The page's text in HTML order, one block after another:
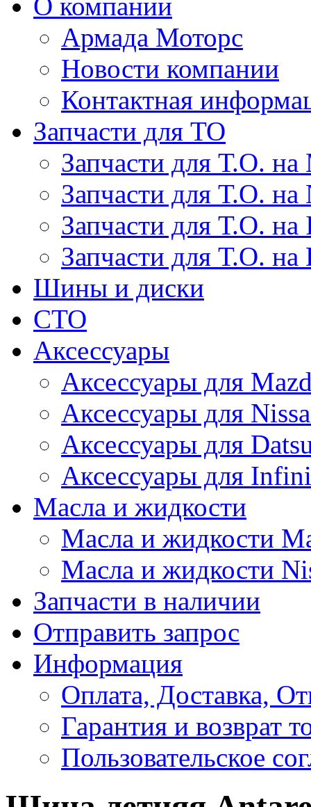
Армада Моторс
Новости компании
Контактная
Запчасти для ТО
Запчасти для Т.О. на
Запчасти для Т.О. на
Запчасти для Т.О.
Запчасти для Т.О. на
Шины и диски
СТО
Аксессуары
Аксессуары для
Аксессуары для
Аксессуары для
Аксессуары для
Масла и жидкости
Масла и жидкости
Масла и жидкости
Запчасти в наличии
Отправить запрос
Информация
Оплата, Доставка,
Гарантия и возврат
Пользовательское